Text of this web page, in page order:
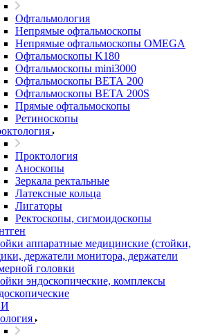
Офтальмология
Непрямые офтальмоскопы
Непрямые офтальмоскопы OMEGA
Офтальмоскопы K180
Офтальмоскопы mini3000
Офтальмоскопы ВЕТА 200
Офтальмоскопы ВЕТА 200S
Прямые офтальмоскопы
Ретиноскопы
Проктология
Аноскопы
Зеркала ректальные
Латексные кольца
Лигаторы
Ректоскопы, сигмоидоскопы
аппаратные медицинские (стойки,
держатели монитора, держатели
головки
эндоскопические, комплексы